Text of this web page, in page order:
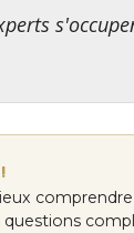
questions